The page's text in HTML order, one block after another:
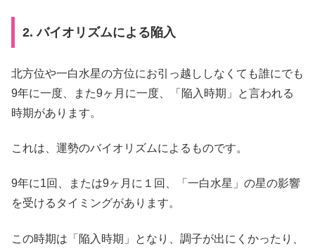
2. バイオリズムによる陥入
北方位や一白水星の方位にお引っ越ししなくても誰にでも
9年に一度、また9ヶ月に一度、「陥入時期」と言われる
時期があります。
これは、運勢のバイオリズムによるものです。
9年に1回、または9ヶ月に１回、「一白水星」の星の影響
を受けるタイミングがあります。
この時期は「陥入時期」となり、調子が出にくかったり、